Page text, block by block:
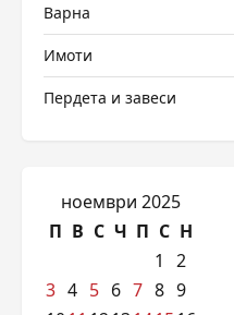
Варна
Имоти
Пердета и завеси
ноември 2025
П В С Ч П С Н
1
2
3 4 5 6 7 8 9